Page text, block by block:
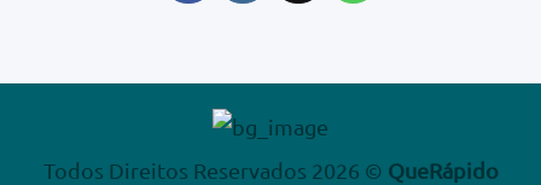
Todos Direitos Reservados 2026 © QueRápido